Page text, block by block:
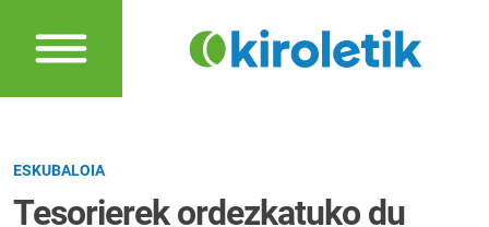
ESKUBALOIA
Tesorierek ordezkatuko du